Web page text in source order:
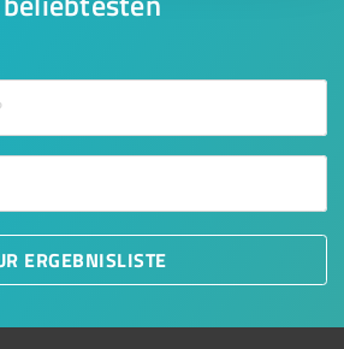
ERGEBNISLISTE